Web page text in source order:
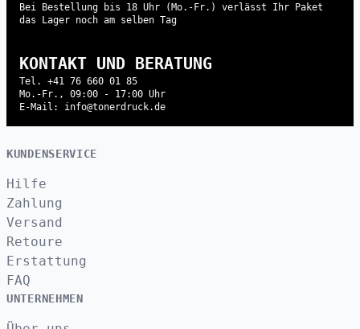
Bei Bestellung bis 18 Uhr (Mo.-Fr.) verlässt Ihr Paket
das Lager noch am selben Tag
KONTAKT UND BERATUNG
Tel. +41 76 660 01 85
Mo.-Fr., 09:00 - 17:00 Uhr
E-Mail: info@tonerdruck.de
KUNDENSERVICE
Hilfe
Zahlung
Versand
Retoure
Erstattung
FAQ
UNTERNEHMEN